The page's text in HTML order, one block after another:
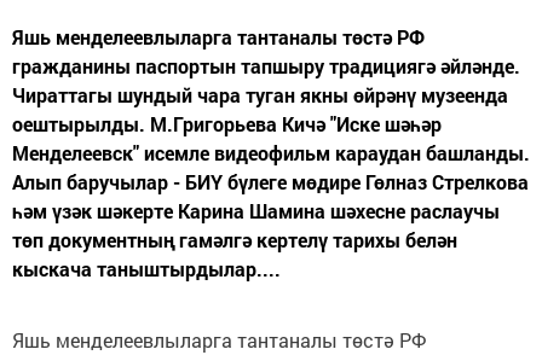
Яшь менделеевлыларга тантаналы төстә РФ
гражданины паспортын тапшыру традициягә әйләнде.
Чираттагы шундый чара туган якны өйрәнү музеенда
оештырылды. М.Григорьева Кичә "Иске шәһәр
Менделеевск" исемле видеофильм караудан башланды.
Алып баручылар - БИҮ бүлеге мөдире Гөлназ Стрелкова
һәм үзәк шәкерте Карина Шамина шәхесне раслаучы
төп документның гамәлгә кертелү тарихы белән
кыскача таныштырдылар....
Яшь менделеевлыларга тантаналы төстә РФ